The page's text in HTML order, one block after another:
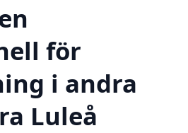
för
i andra
Luleå